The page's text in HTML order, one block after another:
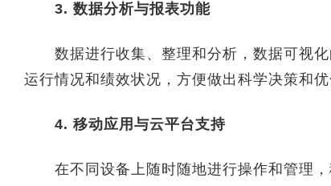
3. 数据分析与报表功能
数据进行收集、整理和分析，数据可视化
运行情况和绩效状况，方便做出科学决策和
4. 移动应用与云平台支持
在不同设备上随时随地进行操作和管理，